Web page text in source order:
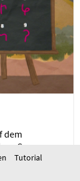
dem
Sogar
mit Zahlen
Tobi auf
Tutorial